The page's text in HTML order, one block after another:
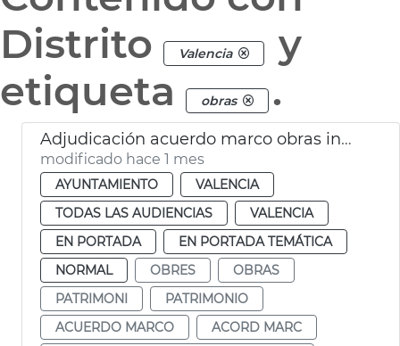
Distrito
Valencia
y
etiqueta
obras .
Adjudicación acuerdo marco obras inmuebles municipales València
modificado hace 1 mes
AYUNTAMIENTO
VALENCIA
TODAS LAS AUDIENCIAS
VALENCIA
EN PORTADA
EN PORTADA TEMÁTICA
NORMAL
OBRES
OBRAS
PATRIMONI
PATRIMONIO
ACUERDO MARCO
ACORD MARC